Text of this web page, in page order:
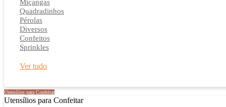
Miçangas
Quadradinhos
Pérolas
Diversos
Confeitos
Sprinkles
Ver tudo
Utensílios para Confeitar
Utensílios para Confeitar